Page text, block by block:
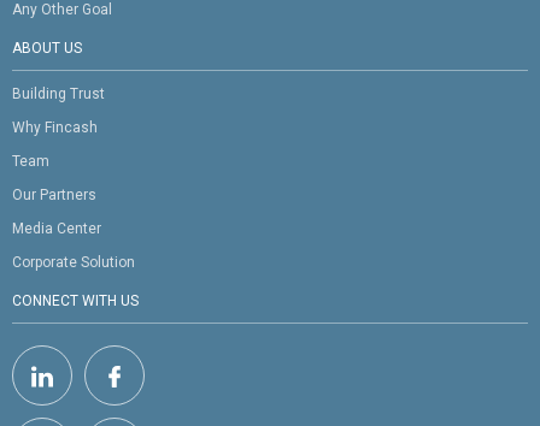
Any Other Goal
ABOUT US
Building Trust
Why Fincash
Team
Our Partners
Media Center
Corporate Solution
CONNECT WITH US